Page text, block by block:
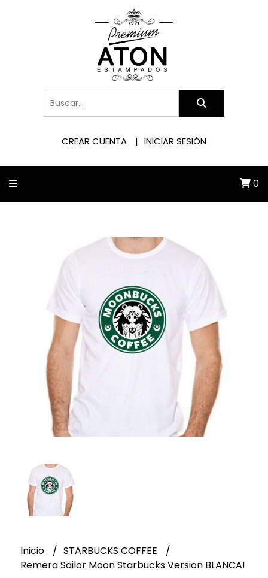
CREAR CUENTA INICIAR SESIÓN
0
Inicio
STARBUCKS COFFEE
Remera Sailor Moon Starbucks Version BLANCA!